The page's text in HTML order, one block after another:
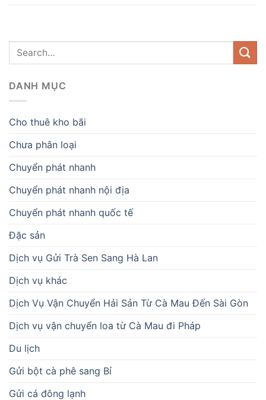
DANH MỤC
Cho thuê kho bãi
Chưa phân loại
Chuyển phát nhanh
Chuyển phát nhanh nội địa
Chuyển phát nhanh quốc tế
Đặc sản
Dịch vụ Gửi Trà Sen Sang Hà Lan
Dịch vụ khác
Dịch Vụ Vận Chuyển Hải Sản Từ Cà Mau Đến Sài Gòn
Dịch vụ vận chuyển loa từ Cà Mau đi Pháp
Du lịch
Gửi bột cà phê sang Bỉ
Gửi cá đông lạnh